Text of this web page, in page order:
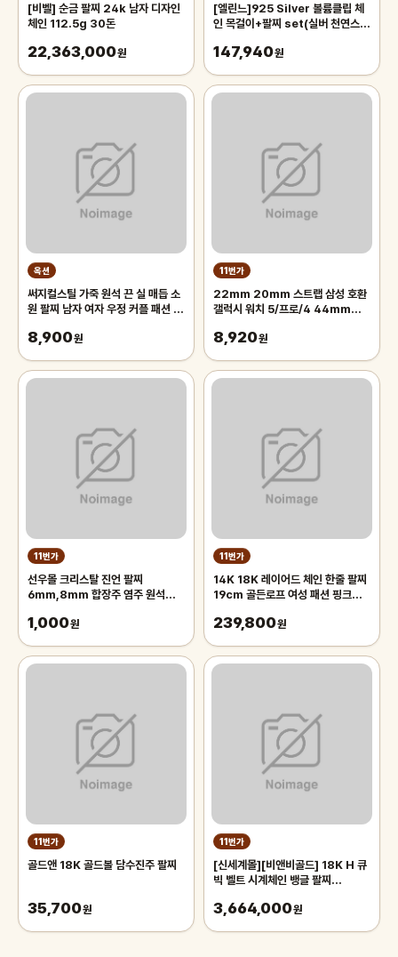
[비벨] 순금 팔찌 24k 남자 디자인
체인 112.5g 30돈
22,363,000원
[엘린느]925 Silver 볼륨클립 체
인 목걸이+팔찌 set(실버 천연스피
147,940원
옥션
써지컬스틸 가죽 원석 끈 실 매듭 소
원 팔찌 남자 여자 우정 커플 패션 체
8,900원
11번가
22mm 20mm 스트랩 삼성 호환
갤럭시 워치 5/프로/4 44mm
츠 팔찌 4 46mm 42
8,920원
11번가
선우몰 크리스탈 진언 팔찌
6mm,8mm 합장주 염주 원석팔찌
1,000원
11번가
14K 18K 레이어드 체인 한줄 팔찌
19cm 골든로프 여성 패션 핑크골
239,800원
11번가
골드앤 18K 골드볼 담수진주 팔찌
35,700원
11번가
[신세계몰][비앤비골드] 18K H 큐
빅 벨트 시계체인 뱅글 팔찌
3,664,000원